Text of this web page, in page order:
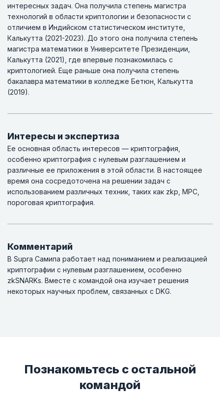
интересных задач. Она получила степень магистра
технологий в области криптологии и безопасности с
отличием в Индийском статистическом институте,
Калькутта (2021-2023). До этого она получила степень
магистра математики в Университете Президенции,
Калькутта (2021), где впервые познакомилась с
криптологией. Еще раньше она получила степень
бакалавра математики в колледже Бетюн, Калькутта
(2019).
Интересы и экспертиза
Ее основная область интересов — криптография,
особенно криптография с нулевым разглашением и
различные ее приложения в этой области. В настоящее
время она сосредоточена на решении задач с
использованием различных техник, таких как zkp, MPC,
пороговая криптография.
Комментарий
В Supra Самипа работает над пониманием и реализацией
криптографии с нулевым разглашением, особенно
zkSNARKs. Вместе с командой она изучает решения
некоторых научных проблем, связанных с DKG.
Познакомьтесь с остальной
командой